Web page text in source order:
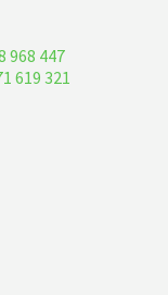
968 447
619 321